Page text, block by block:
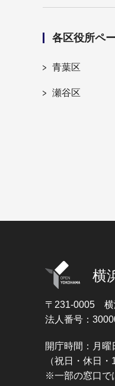
各区役所ペ
青葉区
瀬谷区
横
〒231-0005
法人番号：
開庁時間：月
（祝日・休日
※一部の窓口で